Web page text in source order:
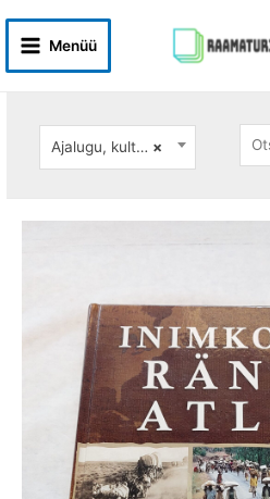
content
Main
Menüü
×
Ajalugu, kultuur
Otsi: